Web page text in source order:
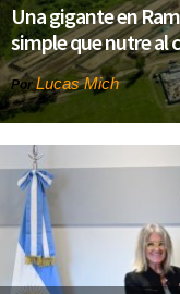
Una gigante en
simple que nutre al
Por Lucas Mich